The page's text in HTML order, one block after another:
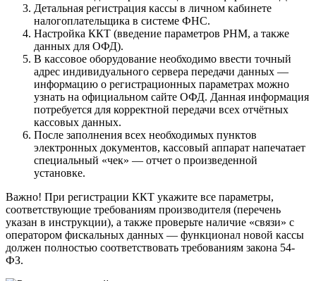
Детальная регистрация кассы в личном кабинете
налогоплательщика в системе ФНС.
Настройка ККТ (введение параметров PHM, а также
данных для ОФД).
В кассовое оборудование необходимо ввести точный
адрес индивидуального сервера передачи данных —
информацию о регистрационных параметрах можно
узнать на официальном сайте ОФД. Данная информация
потребуется для корректной передачи всех отчётных
кассовых данных.
После заполнения всех необходимых пунктов
электронных документов, кассовый аппарат напечатает
специальный «чек» — отчет о произведенной
установке.
Важно! При регистрации ККТ укажите все параметры,
соответствующие требованиям производителя (перечень
указан в инструкции), а также проверьте наличие «связи» с
оператором фискальных данных — функционал новой кассы
должен полностью соответствовать требованиям закона 54-
ФЗ.